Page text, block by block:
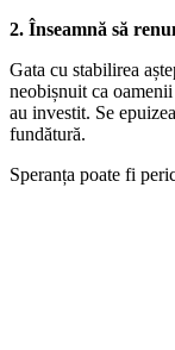
2. Înseamnă să
Gata cu stabilirea
neobișnuit ca
au investit. Se
fundătură.
Speranța poate fi